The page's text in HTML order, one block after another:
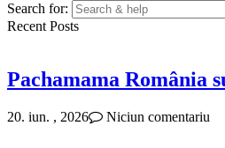
Search for:
Recent Posts
Pachamama România
20. iun. , 2026 Niciun comentariu